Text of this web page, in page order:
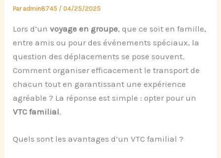
Par admin8745 / 04/25/2025
Lors d’unvoyage en groupe, que ce soit en famille,
entre amis ou pour des événements spéciaux, la
question des déplacements se pose souvent.
Comment organiser efficacement le transport de
chacun tout en garantissant une expérience
agréable ? La réponse est simple : opter pour un
VTC familial.
Quels sont les avantages d’un VTC familial ?